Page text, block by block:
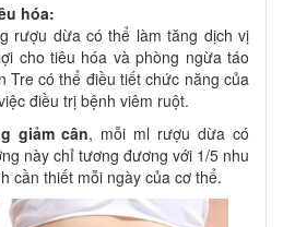
hóa:
rượu dừa có thể làm tăng dịch vị
cho tiêu hóa và phòng ngừa táo
Tre có thể điều tiết chức năng của
điều trị bệnh viêm ruột.
giảm cân, mỗi ml rượu dừa có
này chỉ tương đương với 1/5 nhu
cần thiết mỗi ngày của cơ thể.